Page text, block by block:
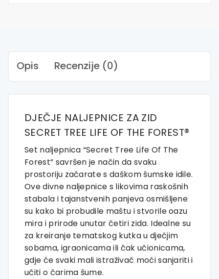
Forest
Opis Recenzije (0)
DJEČJE NALJEPNICE ZA ZID
SECRET TREE LIFE OF THE FOREST®
Set naljepnica “Secret Tree Life Of The
Forest” savršen je način da svaku
prostoriju začarate s daškom šumske idile.
Ove divne naljepnice s likovima raskošnih
stabala i tajanstvenih panjeva osmišljene
su kako bi probudile maštu i stvorile oazu
mira i prirode unutar četiri zida. Idealne su
za kreiranje tematskog kutka u dječjim
sobama, igraonicama ili čak učionicama,
gdje će svaki mali istraživač moći sanjariti i
učiti o čarima šume.